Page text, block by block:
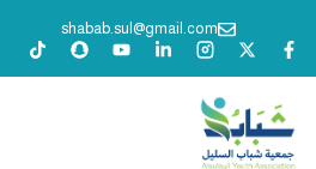
shabab.sul@gmail.com